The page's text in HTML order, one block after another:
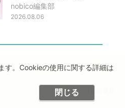
す。Cookieの使用に関する詳細は
閉じる
nobico編集部
2026.08.06